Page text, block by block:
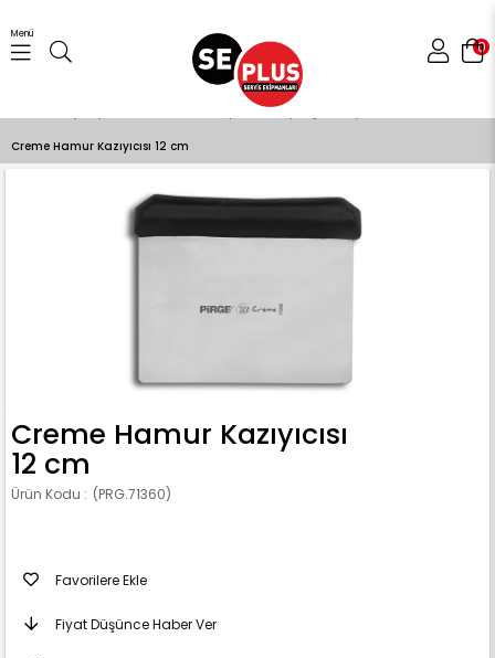
0
Menü
Gıda Hazırlama Ekipmanları
Creme Hamur Kazıyıcısı 12 cm
Creme Hamur Kazıyıcısı
12 cm
(PRG.71360)
Favorilere Ekle
Fiyat Düşünce Haber Ver